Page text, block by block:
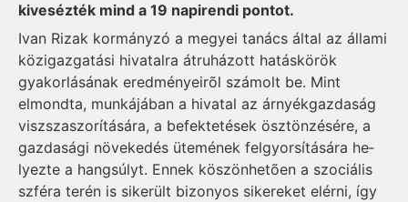
kivesézték mind a 19 napirendi pontot.
Ivan Rizak kormányzó a me­gyei tanács által az állami
közi­gaz­gatási hivatalra átruházott hatáskörök
gyakorlásának eredményeirõl számolt be. Mint
elmondta, munkájában a hivatal az árnyékgazdaság
visz­sza­szorítására, a befektetések ösztönzésére, a
gazdasági nö­ve­kedés ütemének fel­gyorsítására he­
lyez­­te a hangsúlyt. Ennek köszönhetõen a szociális
szféra terén is sikerült bizonyos sikereket elérni, így